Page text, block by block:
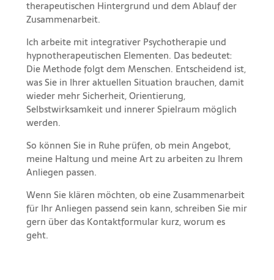
therapeutischen Hintergrund und dem Ablauf der
Zusammenarbeit.
Ich arbeite mit integrativer Psychotherapie und
hypnotherapeutischen Elementen. Das bedeutet:
Die Methode folgt dem Menschen. Entscheidend ist,
was Sie in Ihrer aktuellen Situation brauchen, damit
wieder mehr Sicherheit, Orientierung,
Selbstwirksamkeit und innerer Spielraum möglich
werden.
So können Sie in Ruhe prüfen, ob mein Angebot,
meine Haltung und meine Art zu arbeiten zu Ihrem
Anliegen passen.
Wenn Sie klären möchten, ob eine Zusammenarbeit
für Ihr Anliegen passend sein kann, schreiben Sie mir
gern über das Kontaktformular kurz, worum es
geht.